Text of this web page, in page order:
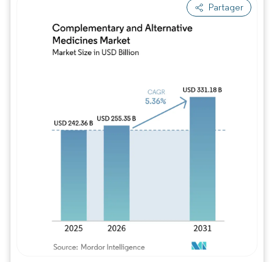
Partager